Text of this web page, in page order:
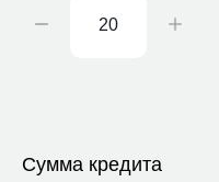
Сумма кредита